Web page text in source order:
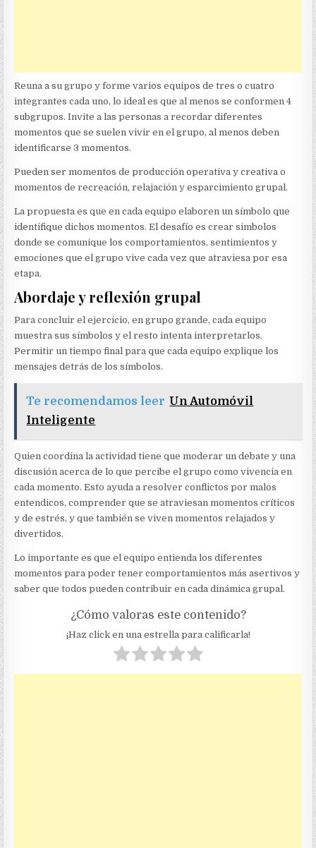
Reuna a su grupo y forme varios equipos de tres o cuatro
integrantes cada uno, lo ideal es que al menos se conformen 4
subgrupos. Invite a las personas a recordar diferentes
momentos que se suelen vivir en el grupo, al menos deben
identificarse 3 momentos.
Pueden ser momentos de producción operativa y creativa o
momentos de recreación, relajación y esparcimiento grupal.
La propuesta es que en cada equipo elaboren un símbolo que
identifique dichos momentos. El desafío es crear simbolos
donde se comunique los comportamientos, sentimientos y
emociones que el grupo vive cada vez que atraviesa por esa
etapa.
Abordaje y reflexión grupal
Para concluir el ejercicio, en grupo grande, cada equipo
muestra sus símbolos y el resto intenta interpretarlos.
Permitir un tiempo final para que cada equipo explique los
mensajes detrás de los símbolos.
Te recomendamos leer Un Automóvil
Inteligente
Quien coordina la actividad tiene que moderar un debate y una
discusión acerca de lo que percibe el grupo como vivencia en
cada momento. Esto ayuda a resolver conflictos por malos
entendicos, comprender que se atraviesan momentos críticos
y de estrés, y que también se viven momentos relajados y
divertidos.
Lo importante es que el equipo entienda los diferentes
momentos para poder tener comportamientos más asertivos y
saber que todos pueden contribuir en cada dinámica grupal.
¿Cómo valoras este contenido?
¡Haz click en una estrella para calificarla!